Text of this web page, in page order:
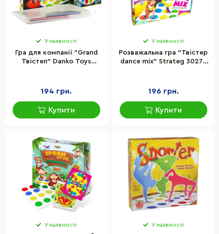
У наявності
Гра для компанії "Grand
Твістеп" Danko Toys
194 грн.
Купити
У наявності
Розважальна гра "Твістер
dance mix" Strateg 30277
196 грн.
Купити
У наявності У наявності